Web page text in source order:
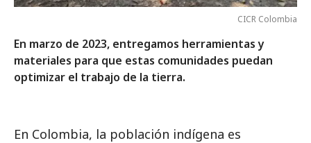
CICR Colombia
En marzo de 2023, entregamos herramientas y
materiales para que estas comunidades puedan
optimizar el trabajo de la tierra.
En Colombia, la población indígena es